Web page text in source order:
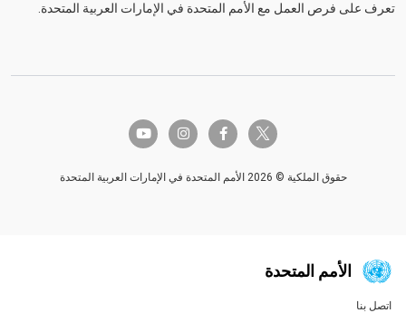
تعرف على فرص العمل مع الأمم المتحدة في الإمارات العربية المتحدة.
twitter-x
facebook-f
instagram
youtube
حقوق الملكية © 2026 الأمم المتحدة في الإمارات العربية المتحدة
الأمم المتحدة
اتصل بنا